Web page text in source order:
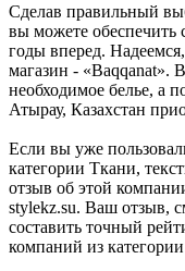
Сделав правильный
вы можете обеспечить
годы вперед.
магазин - «Baqqanat».
необходимое белье, а
Атырау, Казахстан
Если вы уже
категории Ткани,
отзыв об этой
stylekz.su. Ваш отзыв,
составить точный
компаний из